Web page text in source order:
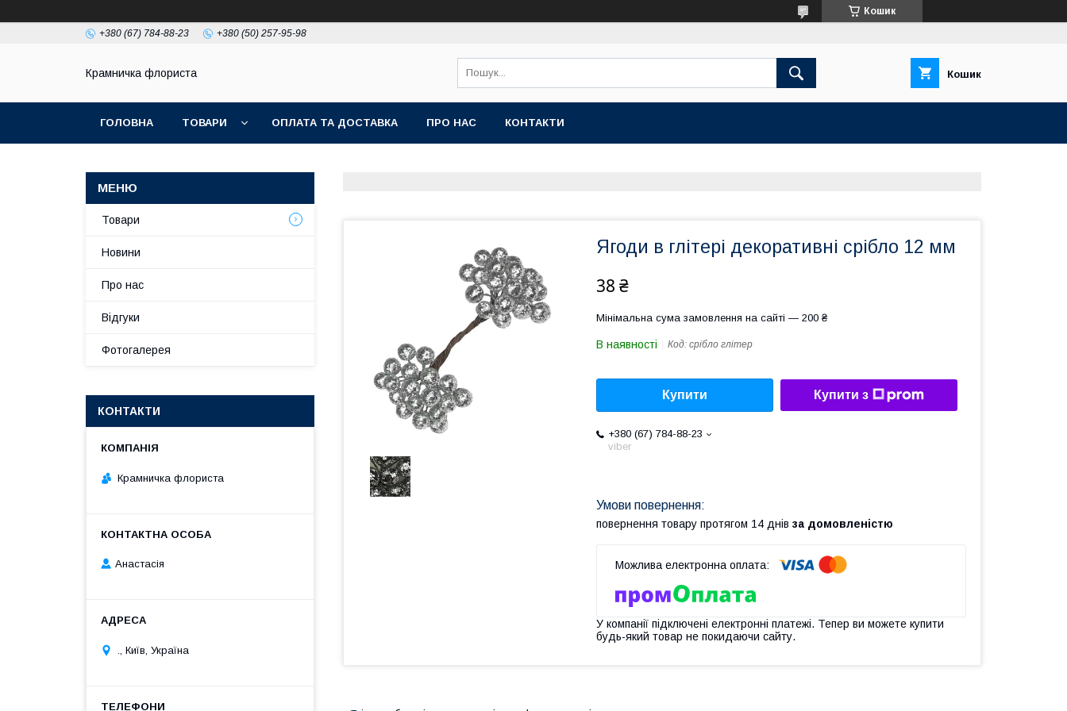
Кошик
+380 (67) 784-88-23 +380 (50) 257-95-98
Крамничка флориста Кошик
ГОЛОВНА ТОВАРИ ОПЛАТА ТА ДОСТАВКА ПРО НАС КОНТАКТИ
Ягоди в глітері декоративні срібло 12 мм
38 ₴
Мінімальна сума замовлення на сайті — 200 ₴
В наявності Код: срібло глітер
Купити Купити з
+380 (67) 784-88-23
viber
повернення товару протягом 14 днів за домовленістю
У компанії підключені електронні платежі. Тепер ви можете купити
будь-який товар не покидаючи сайту.
Товари
Новини
Про нас
Відгуки
Фотогалерея
КОНТАКТИ
Крамничка флориста
Анастасія
., Київ, Україна